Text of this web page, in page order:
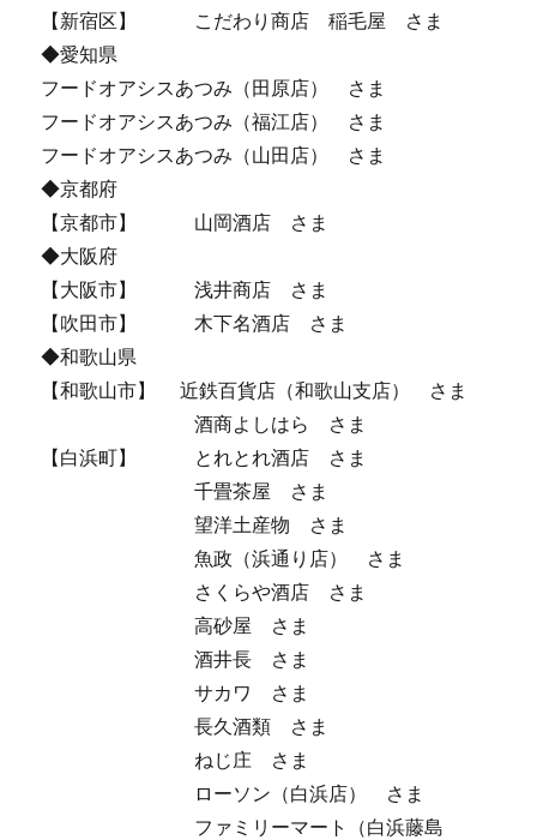
【新宿区】 こだわり商店 稲毛屋 さま
◆愛知県
フードオアシスあつみ（田原店） さま
フードオアシスあつみ（福江店） さま
フードオアシスあつみ（山田店） さま
◆京都府
【京都市】 山岡酒店 さま
◆大阪府
【大阪市】 浅井商店 さま
【吹田市】 木下名酒店 さま
◆和歌山県
【和歌山市】 近鉄百貨店（和歌山支店） さま
酒商よしはら さま
【白浜町】 とれとれ酒店 さま
千畳茶屋 さま
望洋土産物 さま
魚政（浜通り店） さま
さくらや酒店 さま
高砂屋 さま
酒井長 さま
サカワ さま
長久酒類 さま
ねじ庄 さま
ローソン（白浜店） さま
ファミリーマート（白浜藤島